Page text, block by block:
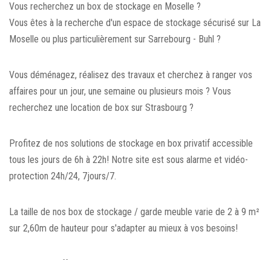
Vous recherchez un box de stockage en Moselle ?
Vous êtes à la recherche d'un espace de stockage sécurisé sur La
Moselle ou plus particulièrement sur Sarrebourg - Buhl ?
Vous déménagez, réalisez des travaux et cherchez à ranger vos
affaires pour un jour, une semaine ou plusieurs mois ? Vous
recherchez une location de box sur Strasbourg ?
Profitez de nos solutions de stockage en box privatif accessible
tous les jours de 6h à 22h! Notre site est sous alarme et vidéo-
protection 24h/24, 7jours/7.
La taille de nos box de stockage / garde meuble varie de 2 à 9 m²
sur 2,60m de hauteur pour s'adapter au mieux à vos besoins!